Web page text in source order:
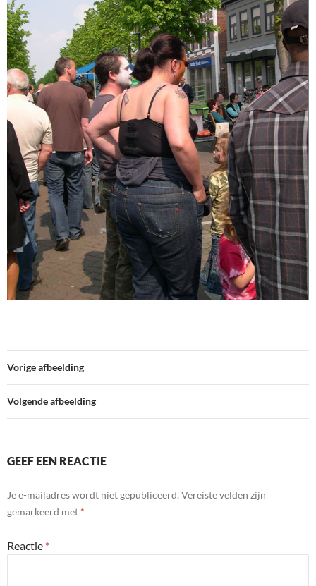
Vorige afbeelding
Volgende afbeelding
GEEF EEN REACTIE
Je e-mailadres wordt niet gepubliceerd. Vereiste velden zijn
gemarkeerd met *
Reactie *